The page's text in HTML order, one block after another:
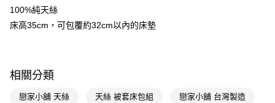
【「AFTEE先享後付」結帳流程】
１．於結帳方式選擇「AFTEE先享後付」後，將跳轉至「AFTEE先享後付」
結帳頁面，進行簡訊認證並確認金額後，即可完成結帳。
※ 請注意：結帳手續完成當下不需立刻繳費，但若您需要取消訂單，請聯絡
後付繳納相關費用。
宅配(離島廠商直送🚚)
每筆NT$300
100%純天絲
床高35cm，可包覆約32cm以內的床墊
相關分類
戀家小舖 天絲 天絲 被套床包組 戀家小舖 台灣製造